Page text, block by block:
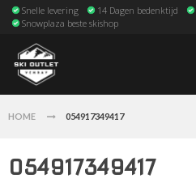
Snelle levering 14 Dagen bedenktijd
Snowplaza beste skishop
HOME 054917349417
054917349417